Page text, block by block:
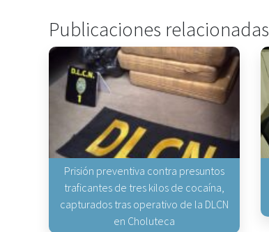
Publicaciones relacionadas
Prisión preventiva contra presuntos
traficantes de tres kilos de cocaína,
capturados tras operativo de la DLCN
en Choluteca